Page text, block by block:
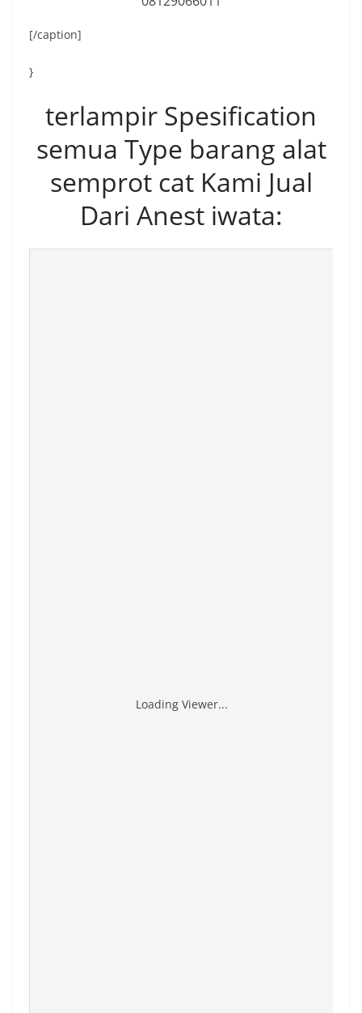
[/caption]
}
terlampir Spesification
semua Type barang alat
semprot cat Kami Jual
Dari Anest iwata:
Loading Viewer...